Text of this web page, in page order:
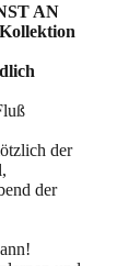
AN
der
der